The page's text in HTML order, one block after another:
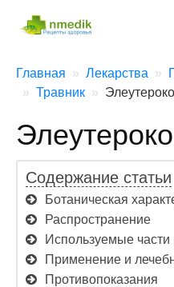
Главная Лекарства
Травник
Содержание статьи
Ботаническая
Распространение
Используемые части
Применение и
Противопоказания